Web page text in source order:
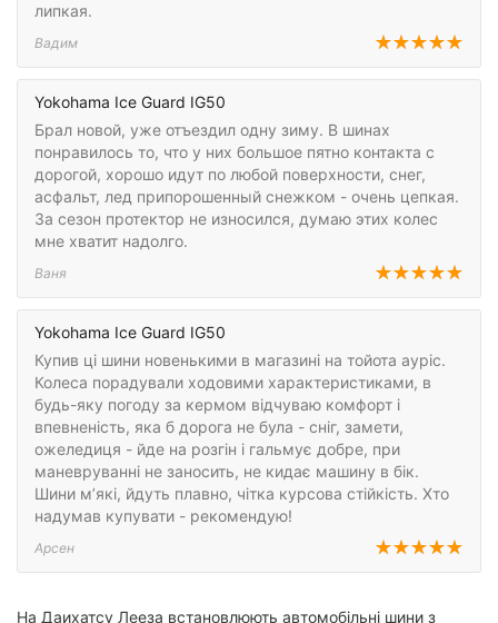
липкая.
Вадим
Yokohama Ice Guard IG50
Брал новой, уже отъездил одну зиму. В шинах
понравилось то, что у них большое пятно контакта с
дорогой, хорошо идут по любой поверхности, снег,
асфальт, лед припорошенный снежком - очень цепкая.
За сезон протектор не износился, думаю этих колес
мне хватит надолго.
Ваня
Yokohama Ice Guard IG50
Купив ці шини новенькими в магазині на тойота ауріс.
Колеса порадували ходовими характеристиками, в
будь-яку погоду за кермом відчуваю комфорт і
впевненість, яка б дорога не була - сніг, замети,
ожеледиця - йде на розгін і гальмує добре, при
маневруванні не заносить, не кидає машину в бік.
Шини м’які, йдуть плавно, чітка курсова стійкість. Хто
надумав купувати - рекомендую!
Арсен
На Даихатсу Лееза встановлюють автомобільні шини з